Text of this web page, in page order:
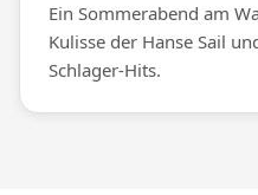
Ein Sommerabend am
Kulisse der Hanse Sail
Schlager-Hits.